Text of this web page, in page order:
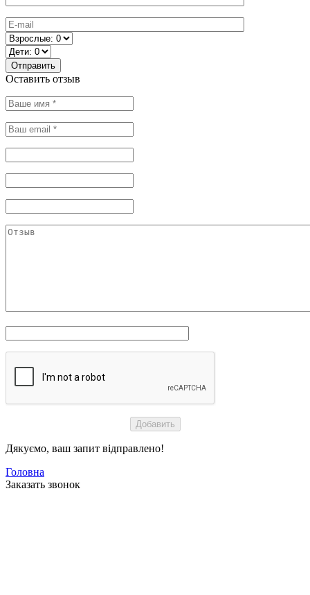
Оставить отзыв
Дякуємо, ваш запит відправлено!
Головна
Заказать звонок